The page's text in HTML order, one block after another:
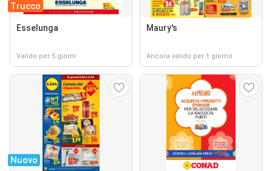
Trucco
Esselunga
Valido per 5 giorni
Maury's
Ancora valido per 1 giorno
Nuovo